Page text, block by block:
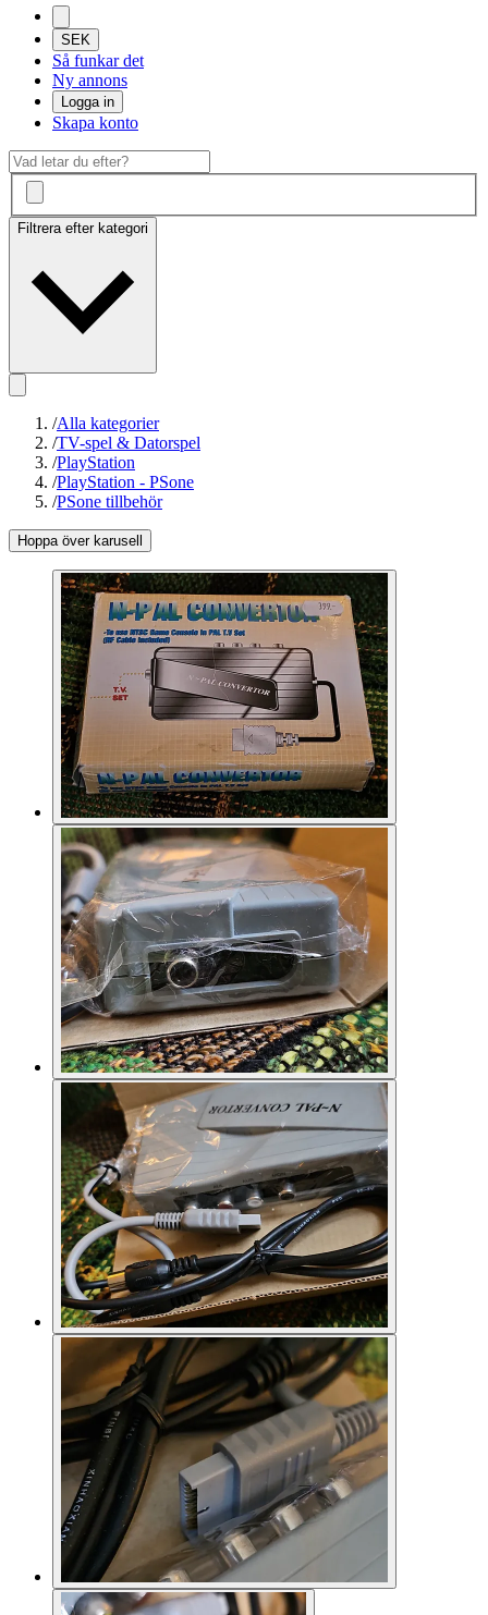
SEK
Så funkar det
Ny annons
Logga in
Skapa konto
Filtrera efter kategori
/Alla kategorier
/TV-spel & Datorspel
/PlayStation
/PlayStation - PSone
/PSone tillbehör
Hoppa över karusell